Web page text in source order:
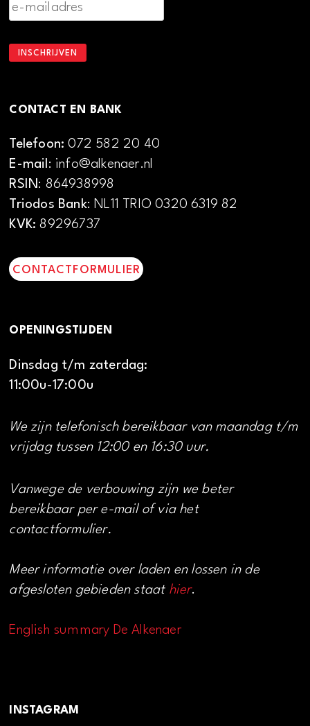
CONTACT EN BANK
Telefoon:072 582 20 40
E-mail: info@alkenaer.nl
RSIN: 864938998
Triodos Bank: NL11 TRIO 0320 6319 82
KVK: 89296737
CONTACTFORMULIER
OPENINGSTIJDEN
Dinsdag t/m zaterdag:
11:00u-17:00u
We zijn telefonisch bereikbaar van maandag t/m
vrijdag tussen 12:00 en 16:30 uur.
Vanwege de verbouwing zijn we beter
bereikbaar per e-mail of via het
contactformulier.
Meer informatie over laden en lossen in de
afgesloten gebieden staat hier.
English summary De Alkenaer
INSTAGRAM